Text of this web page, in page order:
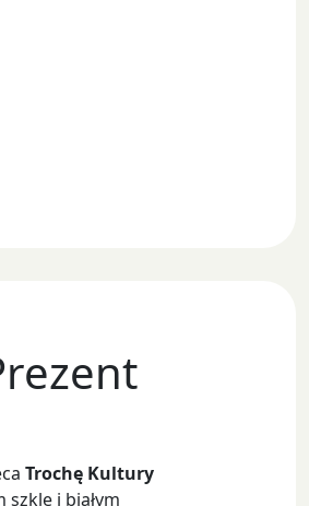
Trochę Kultury
i białym